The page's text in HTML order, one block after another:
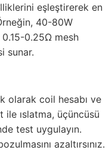
eşleştirerek en
40-80W
0.15-0.25Ω mesh
sunar.
olarak coil hesabı ve
ıslatma, üçüncüsü
test uygulayın.
azaltırsınız.